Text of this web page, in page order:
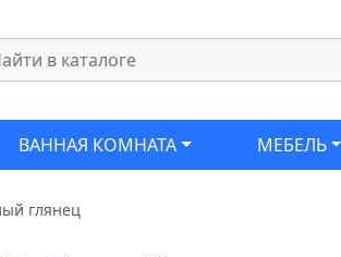
ВАННАЯ КОМНАТА МЕБЕЛЬ
глянец